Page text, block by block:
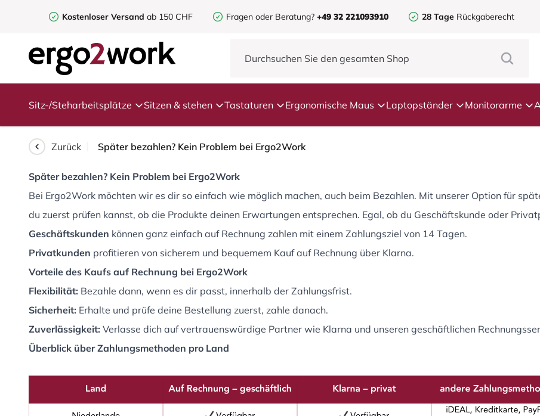
Kostenloser Versand ab 150 CHF Fragen oder Beratung? +49 32 221093910 28 Tage Rückgaberecht
Sitz-/Steharbeitsplätze Sitzen & stehen Tastaturen Ergonomische Maus Laptopständer Monitorarme
Zurück Später bezahlen? Kein Problem bei Ergo2Work
Später bezahlen? Kein Problem bei Ergo2Work
Bei Ergo2Work möchten wir es dir so einfach wie möglich machen, auch beim Bezahlen. Mit unserer Option für
du zuerst prüfen kannst, ob die Produkte deinen Erwartungen entsprechen. Egal, ob du Geschäftskunde oder
Geschäftskunden können ganz einfach auf Rechnung zahlen mit einem Zahlungsziel von 14 Tagen.
Privatkunden profitieren von sicherem und bequemem Kauf auf Rechnung über Klarna.
Vorteile des Kaufs auf Rechnung bei Ergo2Work
Flexibilität: Bezahle dann, wenn es dir passt, innerhalb der Zahlungsfrist.
Sicherheit: Erhalte und prüfe deine Bestellung zuerst, zahle danach.
Zuverlässigkeit: Verlasse dich auf vertrauenswürdige Partner wie Klarna und unseren geschäftlichen
Überblick über Zahlungsmethoden pro Land